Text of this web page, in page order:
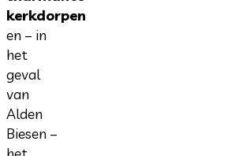
kerkdorpen
en – in
het
geval
van
Alden
Biesen –